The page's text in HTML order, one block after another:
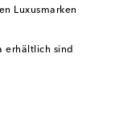
Luxusmarken
erhältlich sind